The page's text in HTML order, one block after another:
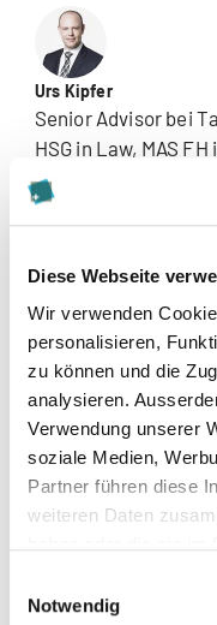
Diese Webseite
Wir verwenden
personalisieren,
zu können und die
analysieren.
Verwendung unserer
soziale Medien,
Partner führen diese
weiteren Daten
Notwendig
Urs Kipfer
Senior Advisor bei
HSG in Law, MAS
Die
für Unternehmen
Umstand gerecht
Teilnehmenden
praxisnahe
Diese Seite teilen